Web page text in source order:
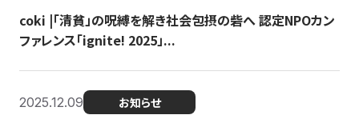
coki |「清貧」の呪縛を解き社会包摂の砦へ 認定NPOカン
ファレンス「ignite! 2025」...
2025.12.09 お知らせ